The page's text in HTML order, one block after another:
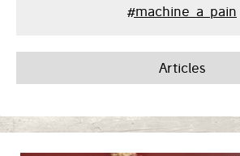
#machine_a_pain
Articles